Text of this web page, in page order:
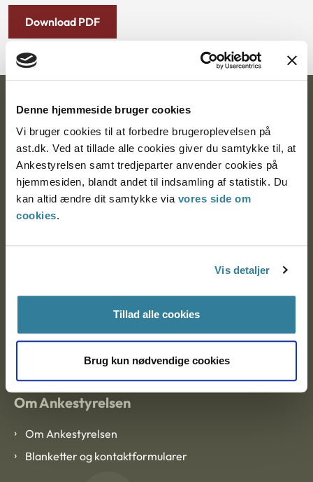
Denne hjemmeside bruger cookies
Vi bruger cookies til at forbedre brugeroplevelsen på
ast.dk. Ved at tillade alle cookies giver du samtykke til, at
Ankestyrelsen samt tredjeparter anvender cookies på
hjemmesiden, blandt andet til indsamling af statistik. Du
kan altid ændre dit samtykke via vores side om
cookies.
Vis detaljer
Tillad alle cookies
Brug kun nødvendige cookies
Download PDF
Ankestyrelsen
Postadresse:
Nytorv 7, 2. sal
9000 Aalborg
EAN: 57 98 000 35 48 21
Om Ankestyrelsen
Om Ankestyrelsen
Blanketter og kontaktformularer